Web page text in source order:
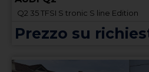
Q2 35 TFSI S tronic S line Edition
Prezzo su